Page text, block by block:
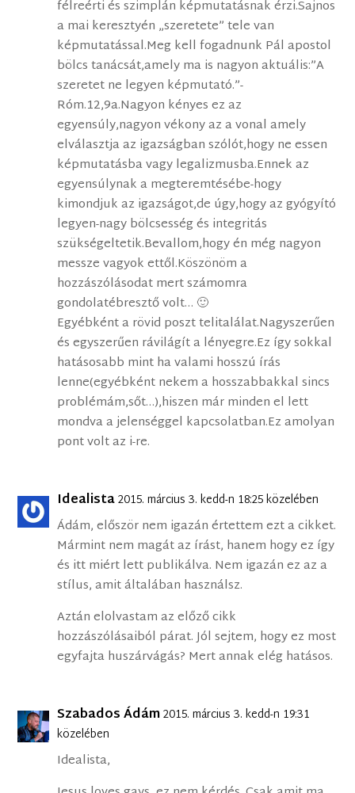
félreérti és szimplán képmutatásnak érzi.Sajnos
a mai keresztyén „szeretete” tele van
képmutatással.Meg kell fogadnunk Pál apostol
bölcs tanácsát,amely ma is nagyon aktuális:”A
szeretet ne legyen képmutató.”-
Róm.12,9a.Nagyon kényes ez az
egyensúly,nagyon vékony az a vonal amely
elválasztja az igazságban szólót,hogy ne essen
képmutatásba vagy legalizmusba.Ennek az
egyensúlynak a megteremtésébe-hogy
kimondjuk az igazságot,de úgy,hogy az gyógyító
legyen-nagy bölcsesség és integritás
szükségeltetik.Bevallom,hogy én még nagyon
messze vagyok ettől.Köszönöm a
hozzászólásodat mert számomra
gondolatébresztő volt… 🙂
Egyébként a rövid poszt telitalálat.Nagyszerűen
és egyszerűen rávilágít a lényegre.Ez így sokkal
hatásosabb mint ha valami hosszú írás
lenne(egyébként nekem a hosszabbakkal sincs
problémám,sőt…),hiszen már minden el lett
mondva a jelenséggel kapcsolatban.Ez amolyan
pont volt az i-re.
Idealista2015. március 3. kedd-n 18:25 közelében
Ádám, először nem igazán értettem ezt a cikket.
Mármint nem magát az írást, hanem hogy ez így
és itt miért lett publikálva. Nem igazán ez az a
stílus, amit általában használsz.
Aztán elolvastam az előző cikk
hozzászólásaiból párat. Jól sejtem, hogy ez most
egyfajta huszárvágás? Mert annak elég hatásos.
Szabados Ádám2015. március 3. kedd-n 19:31
közelében
Idealista,